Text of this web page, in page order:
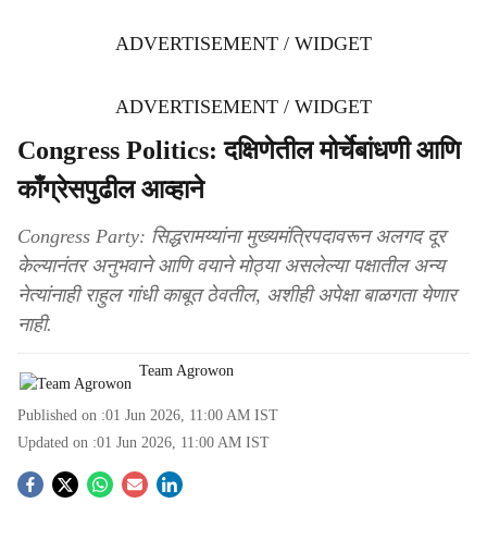
ADVERTISEMENT / WIDGET
ADVERTISEMENT / WIDGET
Congress Politics: दक्षिणेतील मोर्चेबांधणी आणि
काँग्रेसपुढील आव्हाने
Congress Party: सिद्धरामय्यांना मुख्यमंत्रिपदावरून अलगद दूर
केल्यानंतर अनुभवाने आणि वयाने मोठ्या असलेल्या पक्षातील अन्य
नेत्यांनाही राहुल गांधी काबूत ठेवतील, अशीही अपेक्षा बाळगता येणार
नाही.
Team Agrowon
Published on :01 Jun 2026, 11:00 AM IST
Updated on :01 Jun 2026, 11:00 AM IST
S